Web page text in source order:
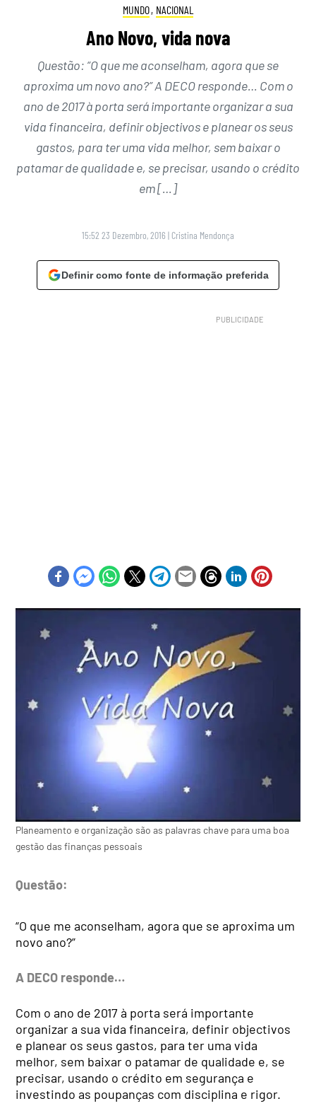
MUNDO, NACIONAL
Ano Novo, vida nova
Questão: “O que me aconselham, agora que se
aproxima um novo ano?” A DECO responde… Com o
ano de 2017 à porta será importante organizar a sua
vida financeira, definir objectivos e planear os seus
gastos, para ter uma vida melhor, sem baixar o
patamar de qualidade e, se precisar, usando o crédito
em […]
15:52 23 Dezembro, 2016 | Cristina Mendonça
Definir como fonte de informação preferida
Planeamento e organização são as palavras chave para uma boa
gestão das finanças pessoais
Questão:
“O que me aconselham, agora que se aproxima um
novo ano?”
A DECO responde…
Com o ano de 2017 à porta será importante
organizar a sua vida financeira, definir objectivos
e planear os seus gastos, para ter uma vida
melhor, sem baixar o patamar de qualidade e, se
precisar, usando o crédito em segurança e
investindo as poupanças com disciplina e rigor.